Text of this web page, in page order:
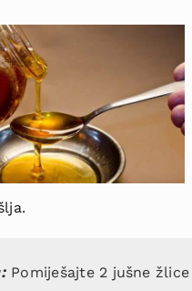
Pomiješajte 2 jušne